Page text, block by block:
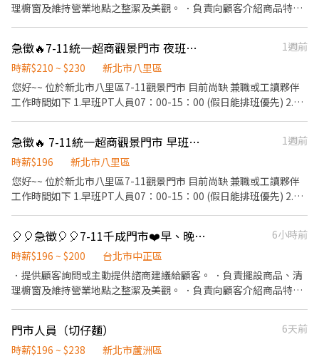
@646QHBNC (大小寫皆可) 📩加入後請留言：姓名｜電話｜出生年
月日｜居住地｜職缺截圖 ☎️ 吳’s｜02-2208-6000 #2003 - 【免費
交通車接駁路線】【五股-日班】 台北線｜07:45民權西路站(摩斯)
驗兼職短工時...等等加入我們一起工作唷~ 我們提供良好的工作環
習 我們也會認真教育訓練,讓您快速融入及上手唷!! 工讀兼職時段也
可以致電來談談看
理櫥窗及維持營業地點之整潔及美觀。 ．負責向顧客介紹商品特
束營業前，統計銷售情形、盤點貨品存量及撰寫當日業務報表。
急徵🔥7-11統一超商觀景門市 夜班兼職工作人員
1週前
時薪$210 ~ $230
新北市八里區
您好~~ 位於新北市八里區7-11觀景門市 目前尚缺 兼職或工讀夥伴
工作時間如下 1.早班PT人員07：00-15：00 (假日能排班優先) 2.晚
列/收銀/顧客服務/清潔 * 有責任感/具工作熱忱/適團隊合作 福利福
利制度 勞保/健保/勞退提撥金/員工健檢/職災保險/全勤獎金 等等 我
們歡迎二度兼職就業、高中畢業生、適合大四快畢業生、有超商經
驗兼職短工時...等等加入我們一起工作唷~ 我們提供良好的工作環
境，我們耐心教導，非常適合希望穩定工作者,長期一起生活及共
習 我們也會認真教育訓練,讓您快速融入及上手唷!! 工讀兼職時段也
可以致電來談談看
急徵🔥 7-11統一超商觀景門市 早班兼職工作人員
1週前
時薪$196
新北市八里區
您好~~ 位於新北市八里區7-11觀景門市 目前尚缺 兼職或工讀夥伴
工作時間如下 1.早班PT人員07：00-15：00 (假日能排班優先) 2.晚
列/收銀/顧客服務/清潔 * 有責任感/具工作熱忱/適團隊合作 福利福
利制度 勞保/健保/勞退提撥金/員工健檢/職災保險/全勤獎金 等等 我
們歡迎二度兼職就業、高中畢業生、適合大四快畢業生、有超商經
驗兼職短工時...等等加入我們一起工作唷~ 我們提供良好的工作環
習 我們也會認真教育訓練,讓您快速融入及上手唷!! 工讀兼職時段也
可以致電來談談看
🎈🎈急徵🎈🎈7-11千成門市❤️早、晚、夜班兼職
6小時前
時薪$196 ~ $200
台北市中正區
．提供顧客詢問或主動提供諮商建議給顧客。 ．負責擺設商品、清
理櫥窗及維持營業地點之整潔及美觀。 ．負責向顧客介紹商品特
束營業前，統計銷售情形、盤點貨品存量及撰寫當日業務報表。
門市人員（切仔麵）
6天前
時薪$196 ~ $238
新北市蘆洲區